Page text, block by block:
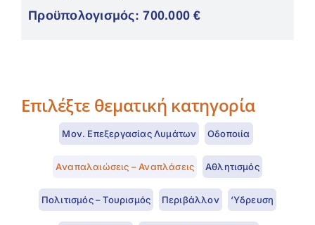
Προϋπολογισμός: 700.000 €
Επιλέξτε θεματική κατηγορία
Μον. Επεξεργασίας Λυμάτων Οδοποιία
Aναπαλαιώσεις – Αναπλάσεις Αθλητισμός
Πολιτισμός – Τουρισμός Περιβάλλον ‘Υδρευση